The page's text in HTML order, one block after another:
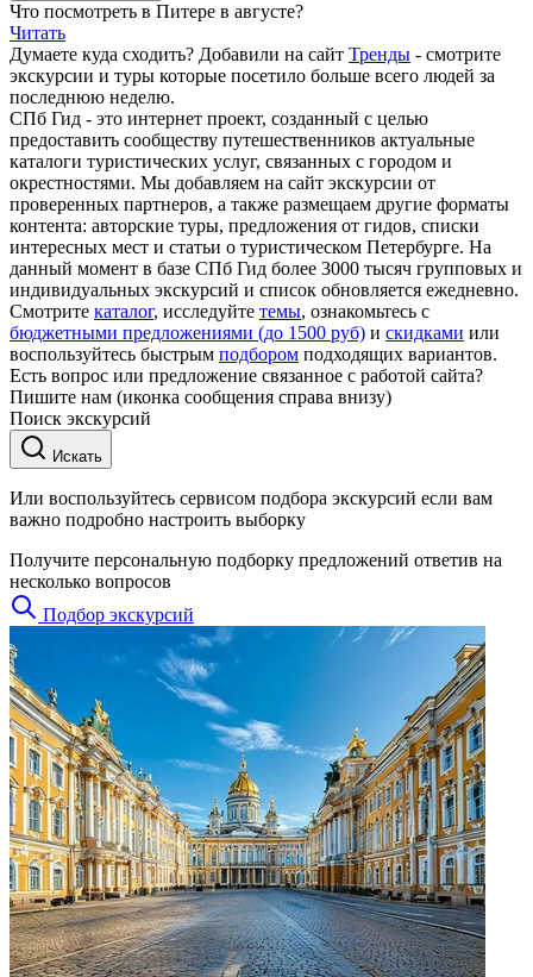
Что посмотреть в Питере в августе?
Читать
Думаете куда сходить? Добавили на сайт Тренды - смотрите
экскурсии и туры которые посетило больше всего людей за
последнюю неделю.
СПб Гид - это интернет проект, созданный с целью
предоставить сообществу путешественников актуальные
каталоги туристических услуг, связанных с городом и
окрестностями. Мы добавляем на сайт экскурсии от
проверенных партнеров, а также размещаем другие форматы
контента: авторские туры, предложения от гидов, списки
интересных мест и статьи о туристическом Петербурге. На
данный момент в базе СПб Гид более 3000 тысяч групповых и
индивидуальных экскурсий и список обновляется ежедневно.
Смотрите каталог, исследуйте темы, ознакомьтесь с
бюджетными предложениями (до 1500 руб) и скидками или
воспользуйтесь быстрым подбором подходящих вариантов.
Есть вопрос или предложение связанное с работой сайта?
Пишите нам (иконка сообщения справа внизу)
Поиск экскурсий
Искать
Или воспользуйтесь сервисом подбора экскурсий если вам
важно подробно настроить выборку
Получите персональную подборку предложений ответив на
несколько вопросов
Подбор экскурсий